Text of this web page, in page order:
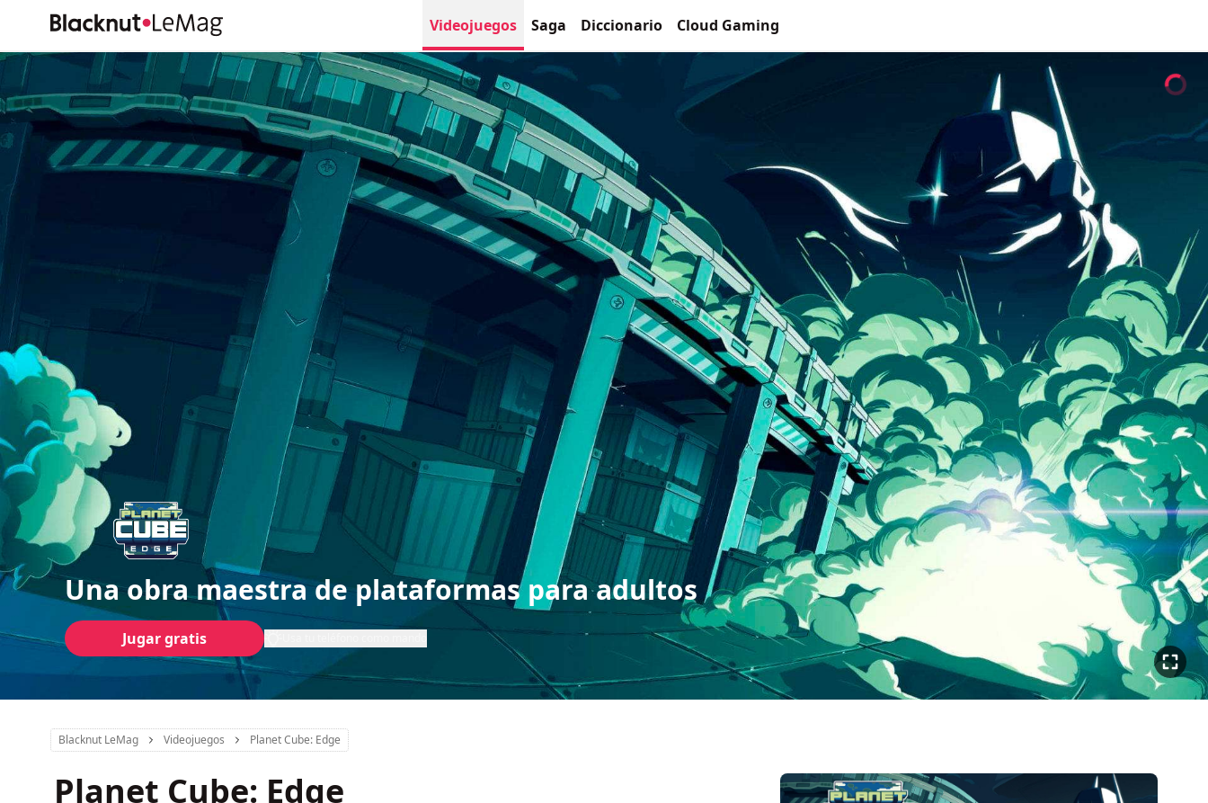
Videojuegos Saga Diccionario Cloud Gaming
Una obra maestra de plataformas para adultos
Jugar gratis
Blacknut LeMag Videojuegos Planet Cube: Edge
Planet Cube: Edge